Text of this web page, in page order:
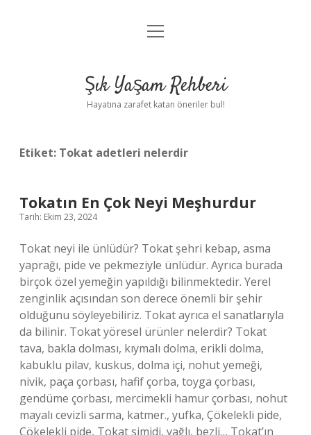
Anasayfa
Yasal Uyarı
menüyü
Şık Yaşam Rehberi
Hayatına zarafet katan öneriler bul!
Etiket: Tokat adetleri nelerdir
Tokatın En Çok Neyi Meşhurdur
Tarih: Ekim 23, 2024
Tokat neyi ile ünlüdür? Tokat şehri kebap, asma
yaprağı, pide ve pekmeziyle ünlüdür. Ayrıca burada
birçok özel yemeğin yapıldığı bilinmektedir. Yerel
zenginlik açısından son derece önemli bir şehir
olduğunu söyleyebiliriz. Tokat ayrıca el sanatlarıyla
da bilinir. Tokat yöresel ürünler nelerdir? Tokat
tava, bakla dolması, kıymalı dolma, erikli dolma,
kabuklu pilav, kuskus, dolma içi, nohut yemeği,
nivik, paça çorbası, hafif çorba, toyga çorbası,
gendüme çorbası, mercimekli hamur çorbası, nohut
mayalı cevizli sarma, katmer., yufka, Çökelekli pide,
Çökelekli pide, Tokat simidi, yağlı, bezli… Tokat’ın